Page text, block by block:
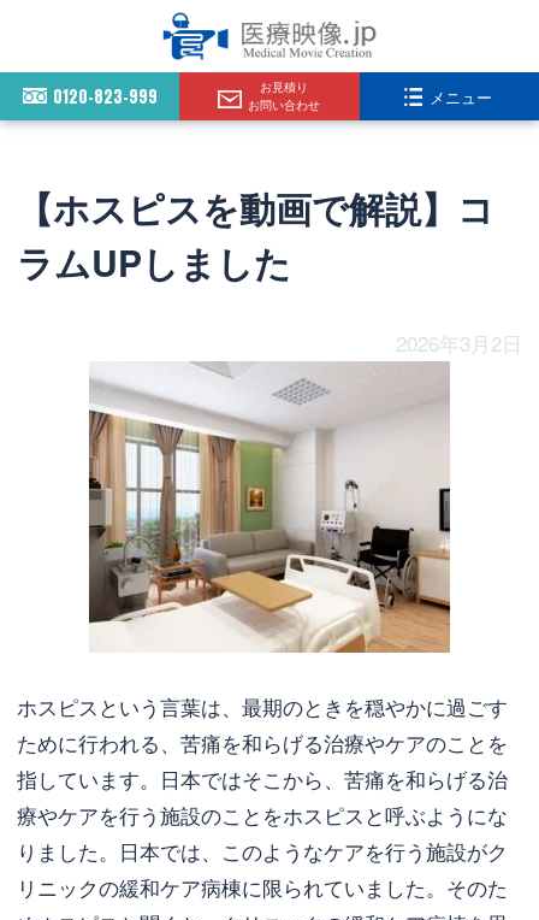
0120-823-999
お見積り
お問い合わせ
メニュー
【ホスピスを動画で解説】コ
ラムUPしました
2026年3月2日
ホスピスという言葉は、最期のときを穏やかに過ごす
ために行われる、苦痛を和らげる治療やケアのことを
指しています。日本ではそこから、苦痛を和らげる治
療やケアを行う施設のことをホスピスと呼ぶようにな
りました。日本では、このようなケアを行う施設がク
リニックの緩和ケア病棟に限られていました。そのた